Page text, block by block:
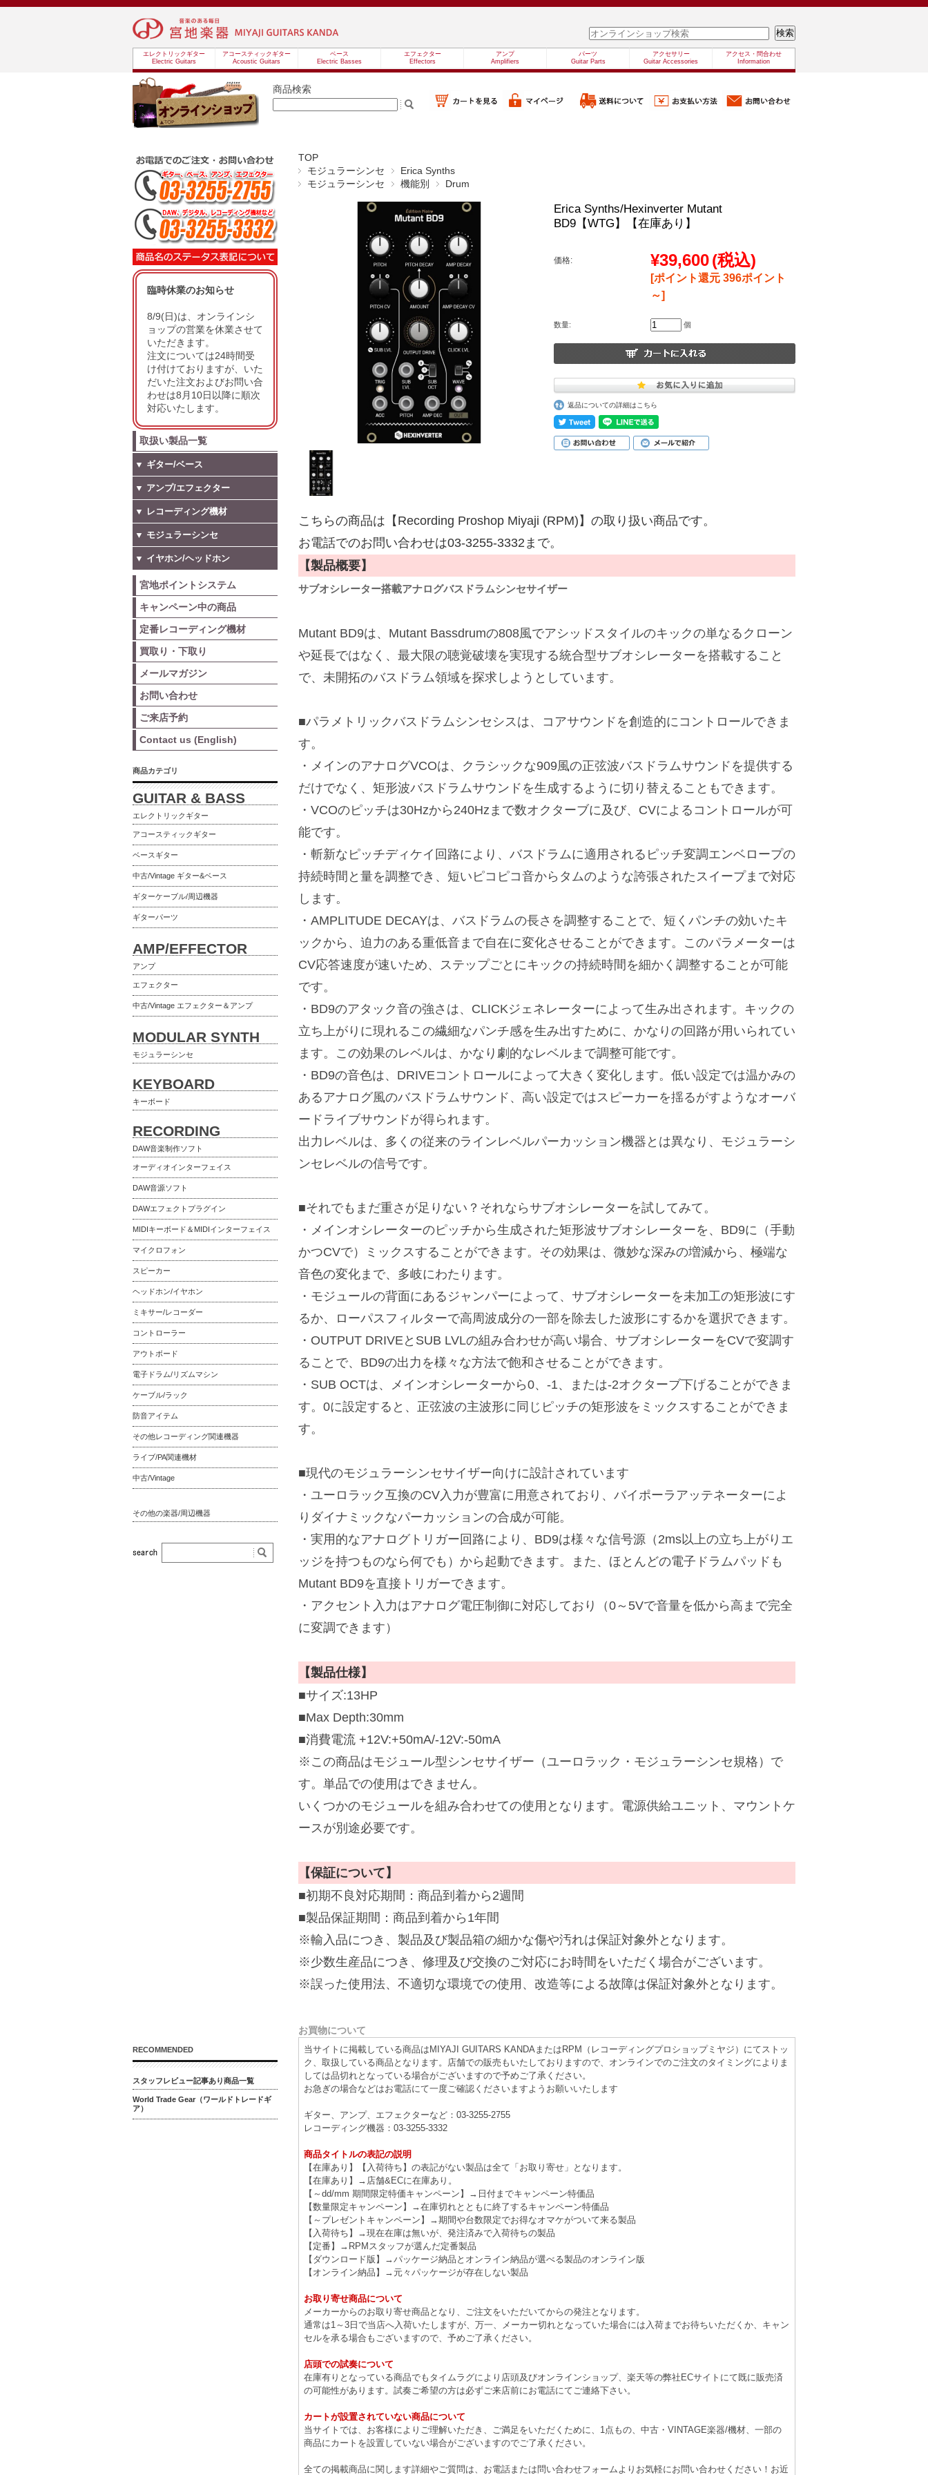
エレクトリックギター
Electric Guitars
アコースティックギター
Acoustic Guitars
ベース
Electric Basses
エフェクター
Effectors
アンプ
Amplifiers
パーツ
Guitar Parts
アクセサリー
Guitar Accessories
アクセス・問合わせ
Information
商品検索
TOP
モジュラーシンセ
Erica Synths
モジュラーシンセ
機能別 Drum
Erica Synths/Hexinverter Mutant
BD9【WTG】【在庫あり】
価格: ¥39,600(税込)
[ポイント還元 396ポイント
～]
数量: 個
返品についての詳細はこちら
こちらの商品は【Recording Proshop Miyaji (RPM)】の取り扱い商品です。
お電話でのお問い合わせは03-3255-3332まで。
【製品概要】
サブオシレーター搭載アナログバスドラムシンセサイザー
Mutant BD9は、Mutant Bassdrumの808風でアシッドスタイルのキックの単なるクローン
や延長ではなく、最大限の聴覚破壊を実現する統合型サブオシレーターを搭載すること
で、未開拓のバスドラム領域を探求しようとしています。
■パラメトリックバスドラムシンセシスは、コアサウンドを創造的にコントロールできま
す。
・メインのアナログVCOは、クラシックな909風の正弦波バスドラムサウンドを提供する
だけでなく、矩形波バスドラムサウンドを生成するように切り替えることもできます。
・VCOのピッチは30Hzから240Hzまで数オクターブに及び、CVによるコントロールが可
能です。
・斬新なピッチディケイ回路により、バスドラムに適用されるピッチ変調エンベロープの
持続時間と量を調整でき、短いピコピコ音からタムのような誇張されたスイープまで対応
します。
・AMPLITUDE DECAYは、バスドラムの長さを調整することで、短くパンチの効いたキ
ックから、迫力のある重低音まで自在に変化させることができます。このパラメーターは
CV応答速度が速いため、ステップごとにキックの持続時間を細かく調整することが可能
です。
・BD9のアタック音の強さは、CLICKジェネレーターによって生み出されます。キックの
立ち上がりに現れるこの繊細なパンチ感を生み出すために、かなりの回路が用いられてい
ます。この効果のレベルは、かなり劇的なレベルまで調整可能です。
・BD9の音色は、DRIVEコントロールによって大きく変化します。低い設定では温かみの
あるアナログ風のバスドラムサウンド、高い設定ではスピーカーを揺るがすようなオーバ
ードライブサウンドが得られます。
出力レベルは、多くの従来のラインレベルパーカッション機器とは異なり、モジュラーシ
ンセレベルの信号です。
■それでもまだ重さが足りない？それならサブオシレーターを試してみて。
・メインオシレーターのピッチから生成された矩形波サブオシレーターを、BD9に（手動
かつCVで）ミックスすることができます。その効果は、微妙な深みの増減から、極端な
音色の変化まで、多岐にわたります。
・モジュールの背面にあるジャンパーによって、サブオシレーターを未加工の矩形波にす
るか、ローパスフィルターで高周波成分の一部を除去した波形にするかを選択できます。
・OUTPUT DRIVEとSUB LVLの組み合わせが高い場合、サブオシレーターをCVで変調す
ることで、BD9の出力を様々な方法で飽和させることができます。
・SUB OCTは、メインオシレーターから0、-1、または-2オクターブ下げることができま
す。0に設定すると、正弦波の主波形に同じピッチの矩形波をミックスすることができま
す。
■現代のモジュラーシンセサイザー向けに設計されています
・ユーロラック互換のCV入力が豊富に用意されており、バイポーラアッテネーターによ
りダイナミックなパーカッションの合成が可能。
・実用的なアナログトリガー回路により、BD9は様々な信号源（2ms以上の立ち上がりエ
ッジを持つものなら何でも）から起動できます。また、ほとんどの電子ドラムパッドも
Mutant BD9を直接トリガーできます。
・アクセント入力はアナログ電圧制御に対応しており（0～5Vで音量を低から高まで完全
に変調できます）
【製品仕様】
■サイズ:13HP
■Max Depth:30mm
■消費電流 +12V:+50mA/-12V:-50mA
※この商品はモジュール型シンセサイザー（ユーロラック・モジュラーシンセ規格）で
す。単品での使用はできません。
いくつかのモジュールを組み合わせての使用となります。電源供給ユニット、マウントケ
ースが別途必要です。
【保証について】
■初期不良対応期間：商品到着から2週間
■製品保証期間：商品到着から1年間
※輸入品につき、製品及び製品箱の細かな傷や汚れは保証対象外となります。
※少数生産品につき、修理及び交換のご対応にお時間をいただく場合がございます。
※誤った使用法、不適切な環境での使用、改造等による故障は保証対象外となります。
お買物について
当サイトに掲載している商品はMIYAJI GUITARS KANDAまたはRPM（レコーディングプロショップミヤジ）にてストッ
ク、取扱している商品となります。店舗での販売もいたしておりますので、オンラインでのご注文のタイミングによりま
しては品切れとなっている場合がございますので予めご了承ください。
お急ぎの場合などはお電話にて一度ご確認くださいますようお願いいたします
ギター、アンプ、エフェクターなど：03-3255-2755
レコーディング機器：03-3255-3332
商品タイトルの表記の説明
【在庫あり】【入荷待ち】の表記がない製品は全て「お取り寄せ」となります。
【在庫あり】→店舗&ECに在庫あり。
【～dd/mm 期間限定特価キャンペーン】→日付までキャンペーン特価品
【数量限定キャンペーン】→在庫切れとともに終了するキャンペーン特価品
【～プレゼントキャンペーン】→期間や台数限定でお得なオマケがついて来る製品
【入荷待ち】→現在在庫は無いが、発注済みで入荷待ちの製品
【定番】→RPMスタッフが選んだ定番製品
【ダウンロード版】→パッケージ納品とオンライン納品が選べる製品のオンライン版
【オンライン納品】→元々パッケージが存在しない製品
お取り寄せ商品について
メーカーからのお取り寄せ商品となり、ご注文をいただいてからの発注となります。
通常は1～3日で当店へ入荷いたしますが、万一、メーカー切れとなっていた場合には入荷までお待ちいただくか、キャン
セルを承る場合もございますので、予めご了承ください。
店頭での試奏について
在庫有りとなっている商品でもタイムラグにより店頭及びオンラインショップ、楽天等の弊社ECサイトにて既に販売済
の可能性があります。試奏ご希望の方は必ずご来店前にお電話にてご連絡下さい。
カートが設置されていない商品について
当サイトでは、お客様によりご理解いただき、ご満足をいただくために、1点もの、中古・VINTAGE楽器/機材、一部の
商品にカートを設置していない場合がございますのでご了承ください。
全ての掲載商品に関します詳細やご質問は、お電話または問い合わせフォームよりお気軽にお問い合わせください！お近
臨時休業のお知らせ
8/9(日)は、オンラインシ
ョップの営業を休業させて
いただきます。
注文については24時間受
け付けておりますが、いた
だいた注文およびお問い合
わせは8月10日以降に順次
対応いたします。
取扱い製品一覧
▼ ギター/ベース
▼ アンプ/エフェクター
▼ レコーディング機材
▼ モジュラーシンセ
▼ イヤホン/ヘッドホン
宮地ポイントシステム
キャンペーン中の商品
定番レコーディング機材
買取り・下取り
メールマガジン
お問い合わせ
ご来店予約
Contact us (English)
商品カテゴリ
GUITAR & BASS
エレクトリックギター
アコースティックギター
ベースギター
中古/Vintage ギター&ベース
ギターケーブル/周辺機器
ギターパーツ
AMP/EFFECTOR
アンプ
エフェクター
中古/Vintage エフェクター＆アンプ
MODULAR SYNTH
モジュラーシンセ
KEYBOARD
キーボード
RECORDING
DAW音楽制作ソフト
オーディオインターフェイス
DAW音源ソフト
DAWエフェクトプラグイン
MIDIキーボード＆MIDIインターフェイス
マイクロフォン
スピーカー
ヘッドホン/イヤホン
ミキサー/レコーダー
コントローラー
アウトボード
電子ドラム/リズムマシン
ケーブル/ラック
防音アイテム
その他レコーディング関連機器
ライブ/PA関連機材
中古/Vintage
その他の楽器/周辺機器
RECOMMENDED
スタッフレビュー記事あり商品一覧
World Trade Gear（ワールドトレードギ
ア）